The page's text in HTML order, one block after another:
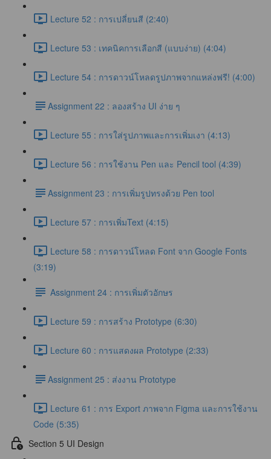
Lecture 52 : การเปลี่ยนสี (2:40)
Lecture 53 : เทคนิคการเลือกสี (แบบง่าย) (4:04)
Lecture 54 : การดาวน์โหลดรูปภาพจากแหล่งฟรี! (4:00)
​Assignment 22 : ลองสร้าง UI ง่าย ๆ
Lecture 55 : การใส่รูปภาพและการเพิ่มเงา (4:13)
Lecture 56 : การใช้งาน Pen และ Pencil tool (4:39)
​Assignment 23 : การเพิ่มรูปทรงด้วย Pen tool
Lecture 57 : การเพิ่มText (4:15)
Lecture 58 : การดาวน์โหลด Font จาก Google Fonts
(3:19)
Assignment 24 : การเพิ่มตัวอักษร
Lecture 59 : การสร้าง Prototype (6:30)
Lecture 60 : การแสดงผล Prototype (2:33)
​Assignment 25 : ส่งงาน Prototype
Lecture 61 : การ Export ภาพจาก Figma และการใช้งาน
Code (5:35)
Section 5 UI Design